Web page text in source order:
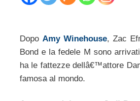
Dopo Amy Winehouse, Zac
Bond e la fedele M sono
ha le fattezze dellâ€™attore
famosa al mondo.